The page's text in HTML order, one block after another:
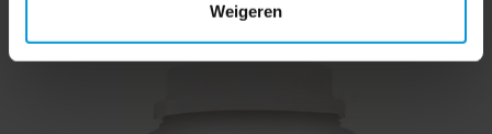
Weigeren